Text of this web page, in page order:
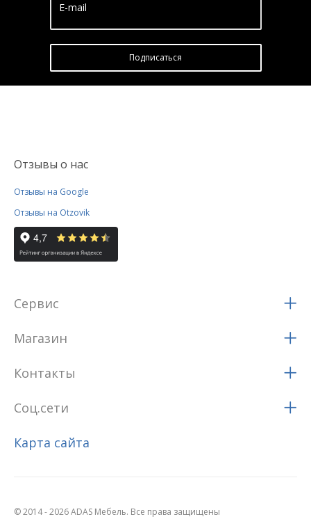
E-mail
Подписатьcя
Отзывы о нас
Отзывы на Google
Отзывы на Otzovik
Сервис
Магазин
Контакты
Соц.сети
Карта сайта
© 2014 - 2026 ADAS Мебель. Все права защищены